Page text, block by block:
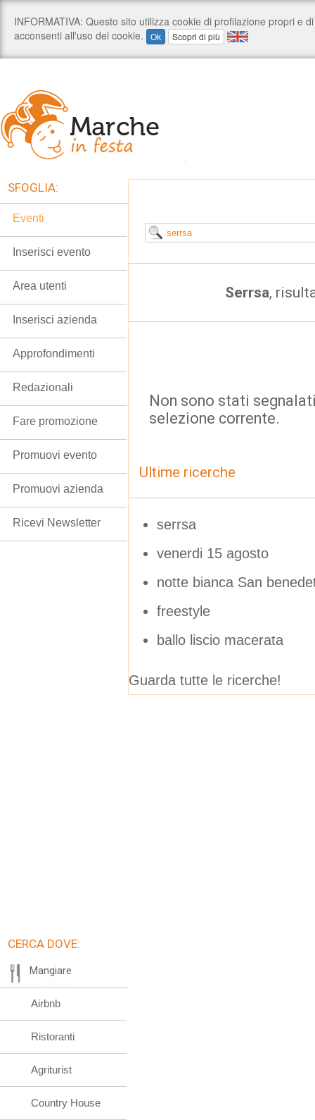
Serrsa,
Non sono stati
selezione corrente.
Ultime ricerche
serrsa
venerdi 15 agosto
notte bianca San
freestyle
ballo liscio macerata
Guarda tutte le ricerche!
SFOGLIA:
Eventi
Inserisci evento
Area utenti
Inserisci azienda
Approfondimenti
Redazionali
Fare promozione
Promuovi evento
Promuovi azienda
Ricevi Newsletter
CERCA DOVE:
Mangiare
Airbnb
Ristoranti
Agriturist
Country House